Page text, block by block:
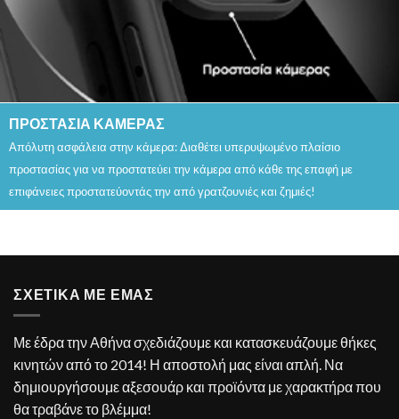
ΠΡΟΣΤΑΣΙΑ ΚΑΜΕΡΑΣ
Απόλυτη ασφάλεια στην κάμερα: Διαθέτει υπερυψωμένο πλαίσιο
προστασίας για να προστατεύει την κάμερα από κάθε της επαφή με
επιφάνειες προστατεύοντάς την από γρατζουνιές και ζημιές!
ΣΧΕΤΙΚΑ ΜΕ ΕΜΑΣ
Με έδρα την Αθήνα σχεδιάζουμε και κατασκευάζουμε θήκες
κινητών από το 2014! Η αποστολή μας είναι απλή. Να
δημιουργήσουμε αξεσουάρ και προϊόντα με χαρακτήρα που
θα τραβάνε το βλέμμα!